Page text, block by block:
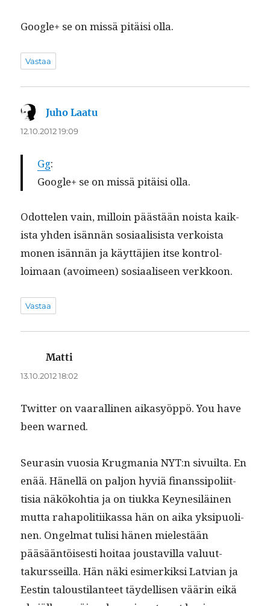
Google+ se on mis­sä pitäisi olla.
Vastaa
Juho Laatu
12.10.2012 19:09
Gg:
Google+ se on mis­sä pitäisi olla.
Odot­te­len vain, mil­loin päästään noista kaik­
ista yhden isän­nän sosi­aal­i­sista verkoista
mon­en isän­nän ja käyt­täjien itse kon­trol­
loimaan (avoimeen) sosi­aaliseen verkkoon.
Vastaa
Matti
13.10.2012 18:02
Twit­ter on vaar­alli­nen aikasyöp­pö. You have
been warned.
Seurasin vuosia Krug­ma­nia NYT:n sivuil­ta. En
enää. Hänel­lä on paljon hyviä finanssipoli­it­
tisia näköko­htia ja on tiuk­ka Key­ne­siläi­nen
mut­ta rahapoli­ti­ikas­sa hän on aika yksipuo­li­
nen. Ongel­mat tulisi hänen mielestään
pääsään­töis­es­ti hoitaa jous­tavil­la val­u­ut­
takurs­seil­la. Hän näki esimerkik­si Lat­vian ja
Eestin talousti­lanteet täy­del­lisen väärin eikä